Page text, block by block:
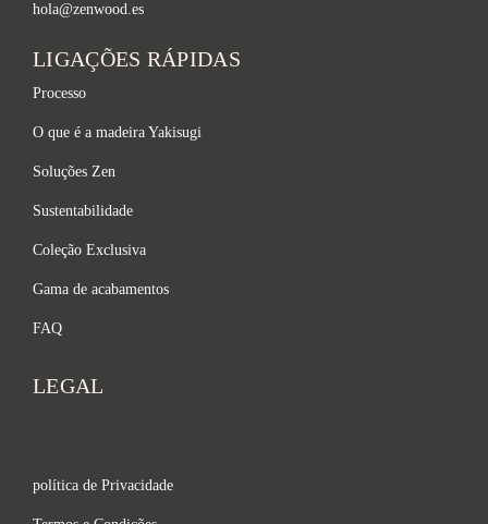
hola@zenwood.es
LIGAÇÕES RÁPIDAS
Processo
O que é a madeira Yakisugi
Soluções Zen
Sustentabilidade
Coleção Exclusiva
Gama de acabamentos
FAQ
LEGAL
política de Privacidade